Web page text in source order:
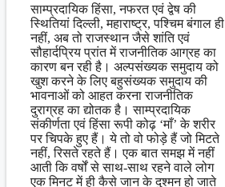
साम्प्रदायिक हिंसा, नफरत एवं द्वेष की
स्थितियां दिल्ली, महाराष्ट्र, पश्चिम बंगाल ही
नहीं, अब तो राजस्थान जैसे शांति एवं
सौहार्दप्रिय प्रांत में राजनीतिक आग्रह का
कारण बन रही है। अल्पसंख्यक समुदाय को
खुश करने के लिए बहुसंख्यक समुदाय की
भावनाओं को आहत करना राजनीतिक
दुराग्रह का द्योतक है। साम्प्रदायिक
संकीर्णता एवं हिंसा रूपी कोढ़ ‘माँ’ के शरीर
पर चिपके हुए हैं। ये तो वो फोड़े हैं जो मिटते
नहीं, रिसते रहते हैं। एक बात समझ में नहीं
आती कि वर्षों से साथ-साथ रहने वाले लोग
एक मिनट में ही कैसे जान के दुश्मन हो जाते